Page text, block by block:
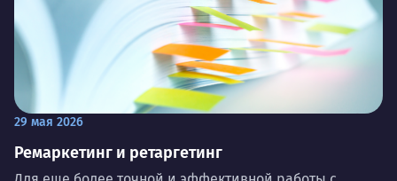
29 мая 2026
Ремаркетинг и ретаргетинг